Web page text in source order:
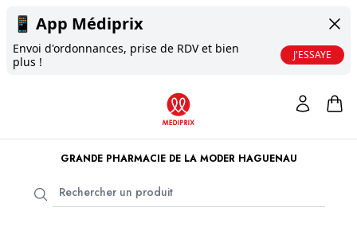
📱 App Médiprix
Envoi d'ordonnances, prise de RDV et bien
plus !
J'ESSAYE
GRANDE PHARMACIE DE LA MODER HAGUENAU